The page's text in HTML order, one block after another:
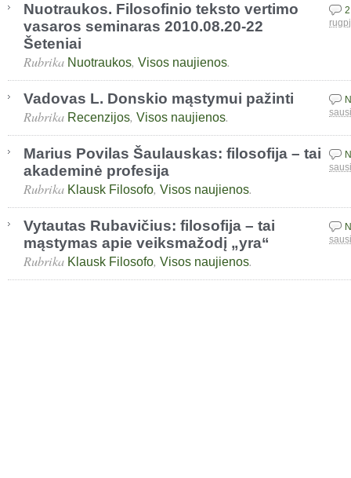
Nuotraukos. Filosofinio teksto vertimo
vasaros seminaras 2010.08.20-22
Šeteniai
Rubrika Nuotraukos, Visos naujienos.
Vadovas L. Donskio mąstymui pažinti
Rubrika Recenzijos, Visos naujienos.
Marius Povilas Šaulauskas: filosofija – tai
akademinė profesija
Rubrika Klausk Filosofo, Visos naujienos.
Vytautas Rubavičius: filosofija – tai
mąstymas apie veiksmažodį „yra“
Rubrika Klausk Filosofo, Visos naujienos.